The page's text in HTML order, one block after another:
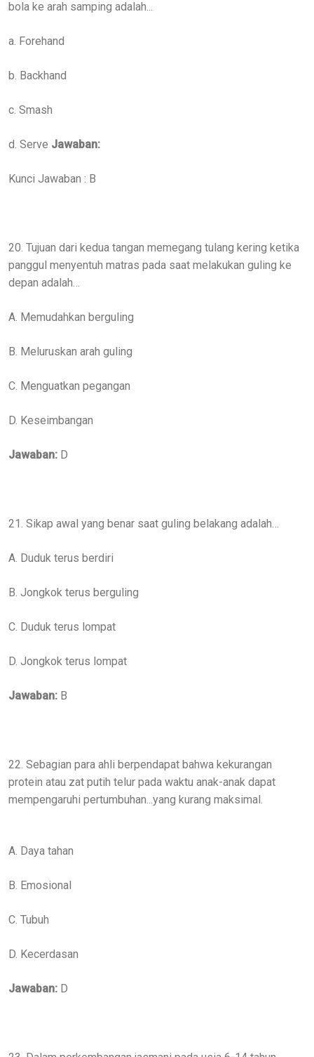
bola ke arah samping adalah...
a. Forehand
b. Backhand
c. Smash
d. Serve Jawaban:
Kunci Jawaban : B
20. Tujuan dari kedua tangan memegang tulang kering ketika
panggul menyentuh matras pada saat melakukan guling ke
depan adalah…
A. Memudahkan berguling
B. Meluruskan arah guling
C. Menguatkan pegangan
D. Keseimbangan
Jawaban: D
21. Sikap awal yang benar saat guling belakang adalah…
A. Duduk terus berdiri
B. Jongkok terus berguling
C. Duduk terus lompat
D. Jongkok terus lompat
Jawaban: B
22. Sebagian para ahli berpendapat bahwa kekurangan
protein atau zat putih telur pada waktu anak-anak dapat
mempengaruhi pertumbuhan...yang kurang maksimal.
A. Daya tahan
B. Emosional
C. Tubuh
D. Kecerdasan
Jawaban: D